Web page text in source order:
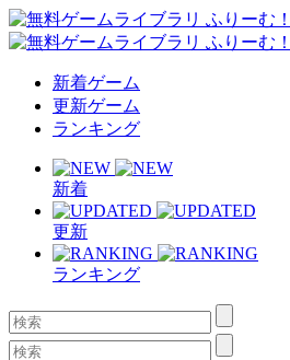
新着ゲーム
更新ゲーム
ランキング
新着
更新
ランキング